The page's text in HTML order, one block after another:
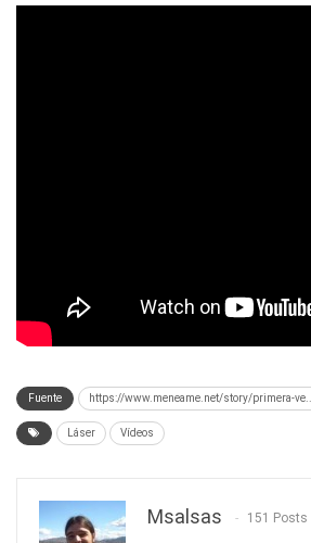
Fuente https://www.meneame.net/story/primera-ve...
Láser Vídeos
Msalsas 151 Posts